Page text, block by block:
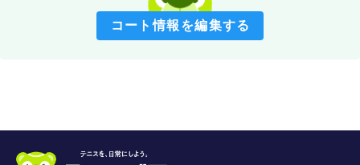
コート情報を編集する